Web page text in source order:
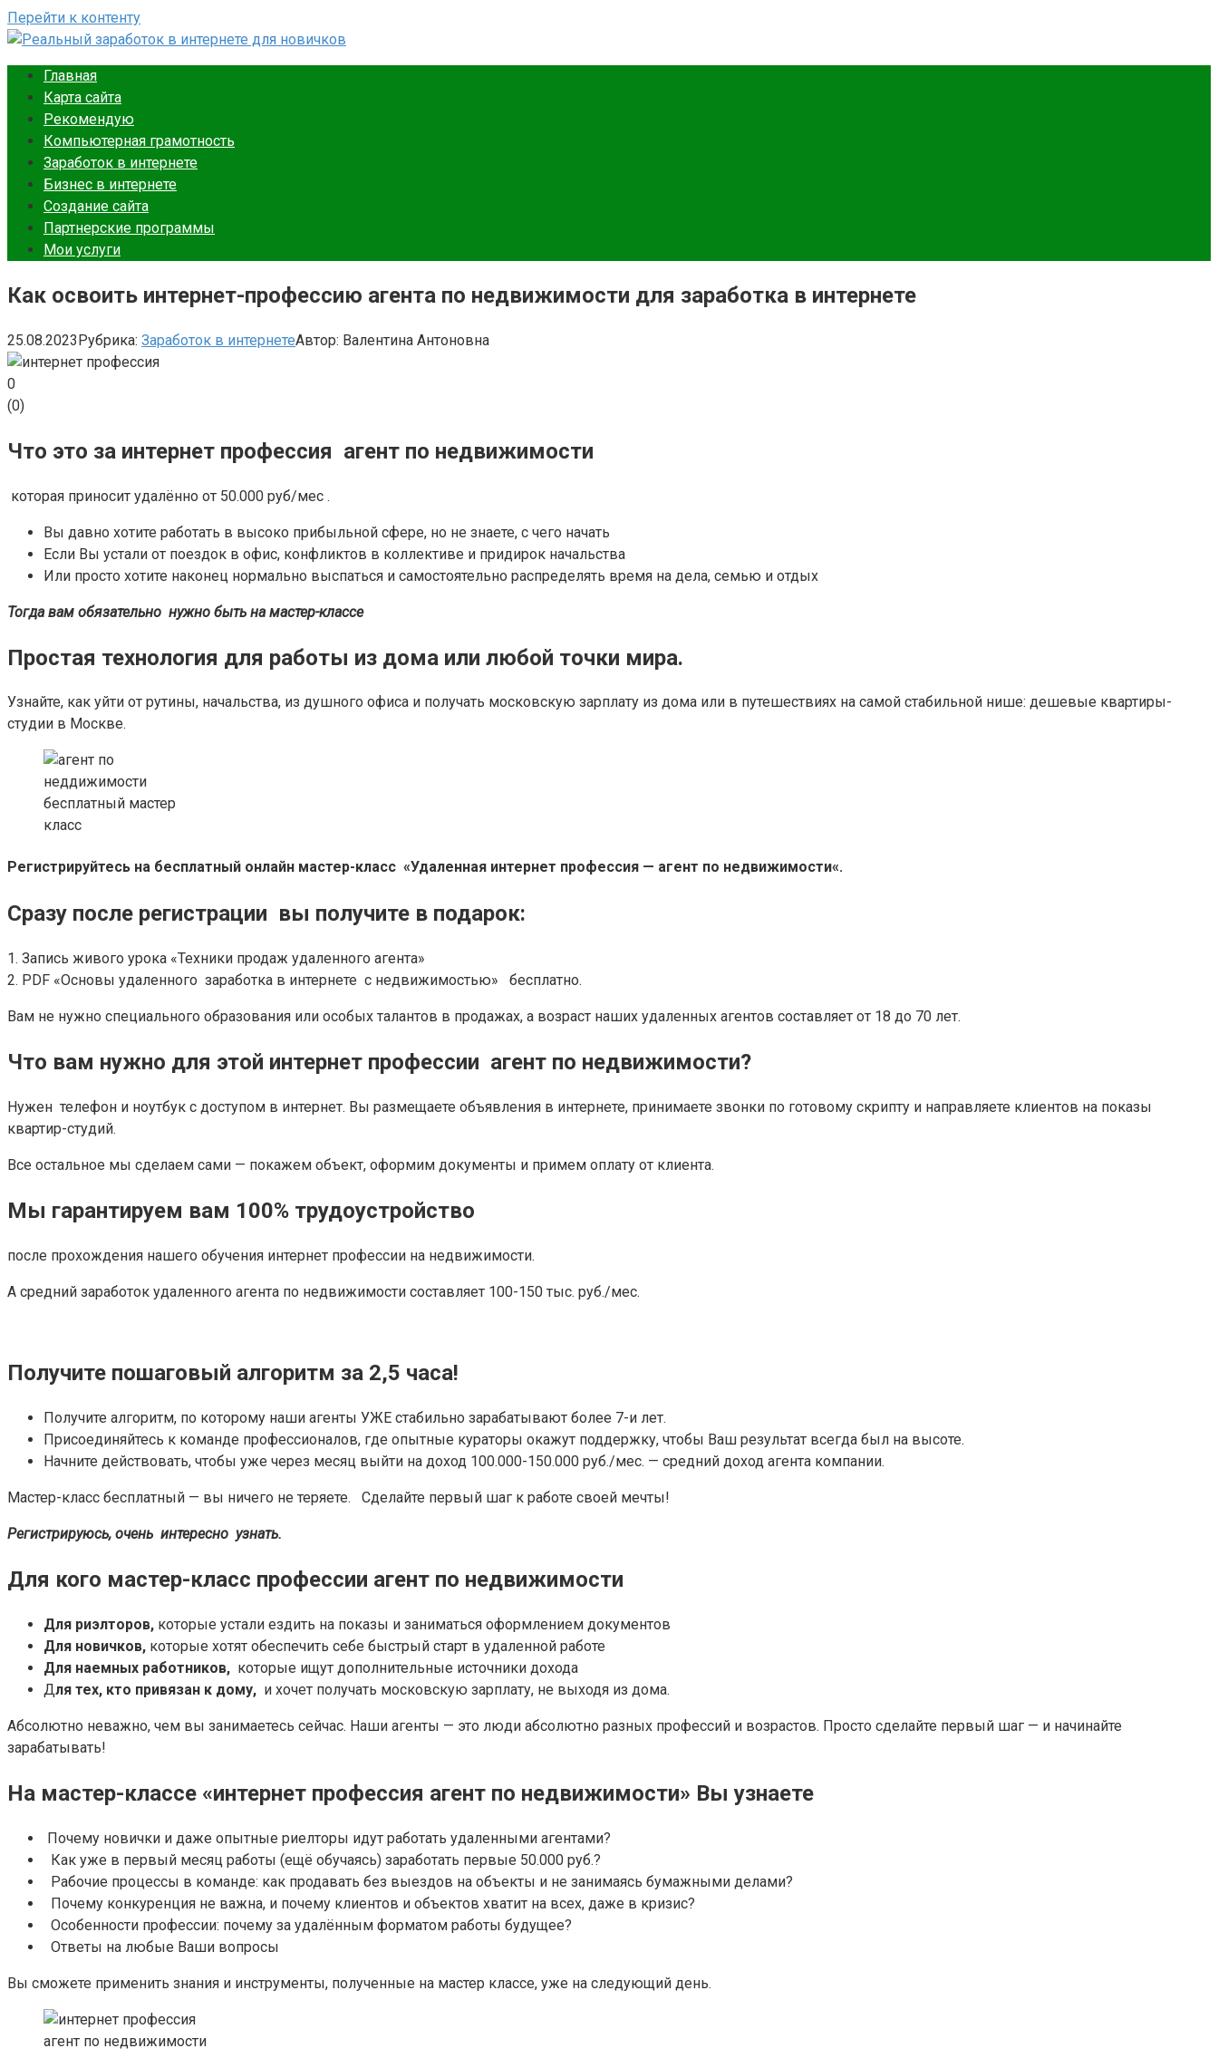
Перейти к контенту
Реальный заработок в интернете для новичков
Ваш путеводитель в мире онлайн-заработка. Подробные инструкции, советы и примеры для новичков. Начните зарабатывать уже сегодня.
Главная
Карта сайта
Рекомендую
Компьютерная грамотность
Заработок в интернете
Бизнес в интернете
Создание сайта
Партнерские программы
Мои услуги
Как освоить интернет-профессию агента по недвижимости для заработка в интернете
25.08.2023Рубрика: Заработок в интернетеАвтор: Валентина Антоновна
0
(0)
Что это за интернет профессия агент по недвижимости
которая приносит удалённо от 50.000 руб/мес .
Вы давно хотите работать в высоко прибыльной сфере, но не знаете, с чего начать
Если Вы устали от поездок в офис, конфликтов в коллективе и придирок начальства
Или просто хотите наконец нормально выспаться и самостоятельно распределять время на дела, семью и отдых
Тогда вам обязательно нужно быть на мастер-классе
Простая технология для работы из дома или любой точки мира.
Узнайте, как уйти от рутины, начальства, из душного офиса и получать московскую зарплату из дома или в путешествиях на самой стабильной нише: дешевые квартиры-
студии в Москве.
бесплатный мастер
класс
Регистрируйтесь на бесплатный онлайн мастер-класс «Удаленная интернет профессия — агент по недвижимости«.
Сразу после регистрации вы получите в подарок:
1. Запись живого урока «Техники продаж удаленного агента»
2. PDF «Основы удаленного заработка в интернете с недвижимостью» бесплатно.
Вам не нужно специального образования или особых талантов в продажах, а возраст наших удаленных агентов составляет от 18 до 70 лет.
Что вам нужно для этой интернет профессии агент по недвижимости?
Нужен телефон и ноутбук с доступом в интернет. Вы размещаете объявления в интернете, принимаете звонки по готовому скрипту и направляете клиентов на показы
квартир-студий.
Все остальное мы сделаем сами — покажем объект, оформим документы и примем оплату от клиента.
Мы гарантируем вам 100% трудоустройство
после прохождения нашего обучения интернет профессии на недвижимости.
А средний заработок удаленного агента по недвижимости составляет 100-150 тыс. руб./мес.
Получите пошаговый алгоритм за 2,5 часа!
Получите алгоритм, по которому наши агенты УЖЕ стабильно зарабатывают более 7-и лет.
Присоединяйтесь к команде профессионалов, где опытные кураторы окажут поддержку, чтобы Ваш результат всегда был на высоте.
Начните действовать, чтобы уже через месяц выйти на доход 100.000-150.000 руб./мес. — средний доход агента компании.
Мастер-класс бесплатный — вы ничего не теряете. Сделайте первый шаг к работе своей мечты!
Регистрируюсь, очень интересно узнать.
Для кого мастер-класс профессии агент по недвижимости
Для риэлторов, которые устали ездить на показы и заниматься оформлением документов
Для новичков, которые хотят обеспечить себе быстрый старт в удаленной работе
Для наемных работников, которые ищут дополнительные источники дохода
Для тех, кто привязан к дому, и хочет получать московскую зарплату, не выходя из дома.
Абсолютно неважно, чем вы занимаетесь сейчас. Наши агенты — это люди абсолютно разных профессий и возрастов. Просто сделайте первый шаг — и начинайте
зарабатывать!
На мастер-классе «интернет профессия агент по недвижимости» Вы узнаете
Почему новички и даже опытные риелторы идут работать удаленными агентами?
Как уже в первый месяц работы (ещё обучаясь) заработать первые 50.000 руб.?
Рабочие процессы в команде: как продавать без выездов на объекты и не занимаясь бумажными делами?
Почему конкуренция не важна, и почему клиентов и объектов хватит на всех, даже в кризис?
Особенности профессии: почему за удалённым форматом работы будущее?
Ответы на любые Ваши вопросы
Вы сможете применить знания и инструменты, полученные на мастер классе, уже на следующий день.
агент по недвижимости